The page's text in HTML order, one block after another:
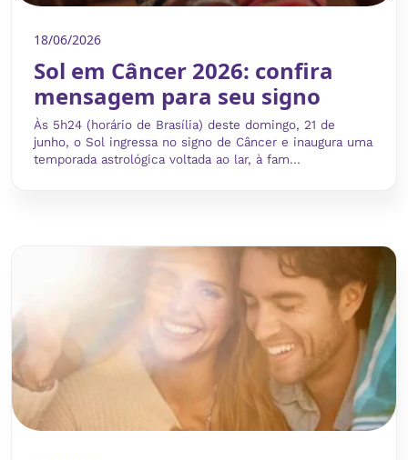
18/06/2026
Sol em Câncer 2026: confira
mensagem para seu signo
Às 5h24 (horário de Brasília) deste domingo, 21 de
junho, o Sol ingressa no signo de Câncer e inaugura uma
temporada astrológica voltada ao lar, à fam...